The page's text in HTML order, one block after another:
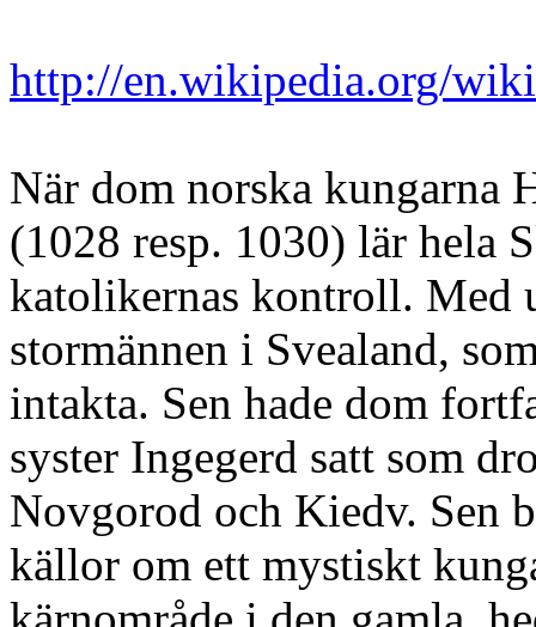
http://en.wikipedia.org/
När dom norska kungarna
(1028 resp. 1030) lär hela
katolikernas kontroll. Med
stormännen i Svealand,
intakta. Sen hade dom
syster Ingegerd satt som
Novgorod och Kiedv. Sen
källor om ett mystiskt